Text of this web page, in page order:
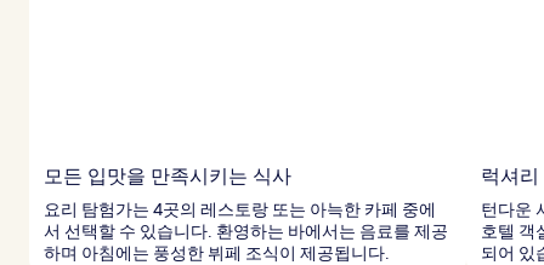
모든 입맛을 만족시키는 식사
요리 탐험가는 4곳의 레스토랑 또는 아늑한 카페 중에
서 선택할 수 있습니다. 환영하는 바에서는 음료를 제공
하며 아침에는 풍성한 뷔페 조식이 제공됩니다.
럭셔
턴다운
호텔 객
되어 있